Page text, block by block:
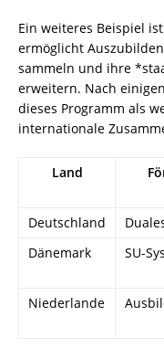
Ein weiteres Beispiel
ermöglicht
sammeln und ihre
erweitern. Nach
dieses Programm als
internationale
Land
Deutschland
Dänemark
SU-
Niederlande